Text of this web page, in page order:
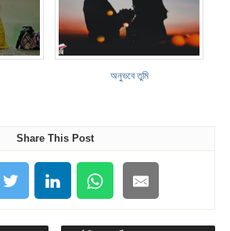
অনুভবে তুমি
Share This Post